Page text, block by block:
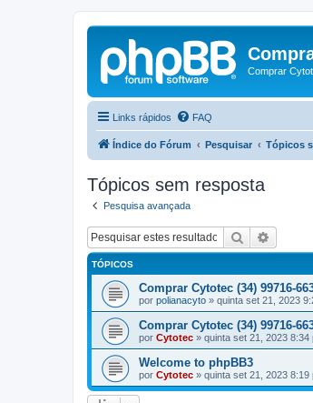
Comprar
Links rápidos FAQ
Índice do Fórum Pesquisar Tópicos
Tópicos sem resposta
Pesquisa avançada
Pesquisar
TÓPICOS
Comprar Cytotec (34) 99716-
por polianacyto » quinta set 21, 2023
Comprar Cytotec (34) 99716-
por Cytotec » quinta set 21, 2023 8:34
Welcome to phpBB3
por Cytotec » quinta set 21, 2023 8:19